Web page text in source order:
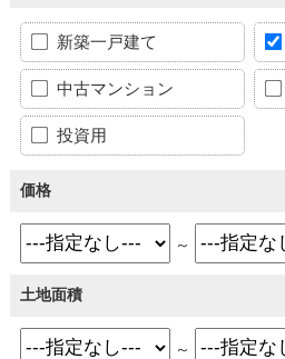
新築一戸建て
中古マンション
投資用
価格
～
土地面積
～